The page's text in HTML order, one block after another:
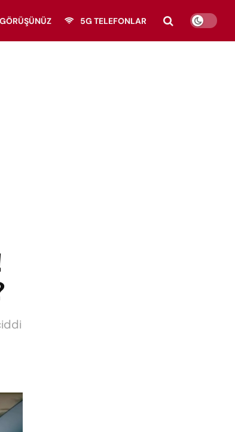
5G TELEFONLAR